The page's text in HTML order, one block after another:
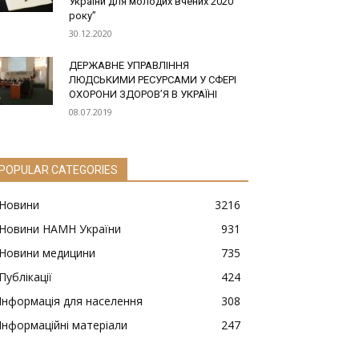
року”
30.12.2020
ДЕРЖАВНЕ УПРАВЛІННЯ
ЛЮДСЬКИМИ РЕСУРСАМИ У СФЕРІ
ОХОРОНИ ЗДОРОВ’Я В УКРАЇНІ
08.07.2019
POPULAR CATEGORIES
Новини
3216
Новини НАМН України
931
Новини медицини
735
Публікації
424
Інформація для населення
308
Інформаційні матеріали
247